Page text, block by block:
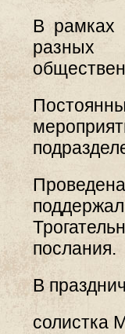
В рамках
разных
послания.
В
солистка